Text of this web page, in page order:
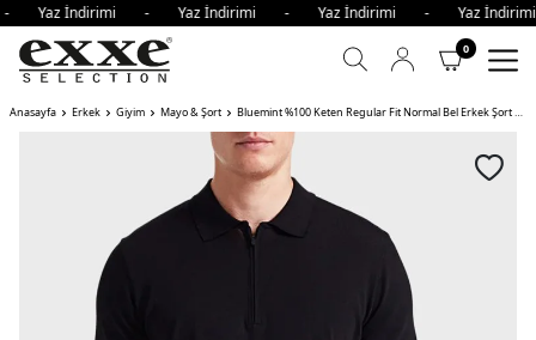
Yaz İndirimi - Yaz İndirimi - Yaz İndirimi - Yaz
0
Anasayfa Erkek Giyim Mayo & Şort Bluemint %100 Keten Regular Fit Normal Bel Erkek Şort EDMUND